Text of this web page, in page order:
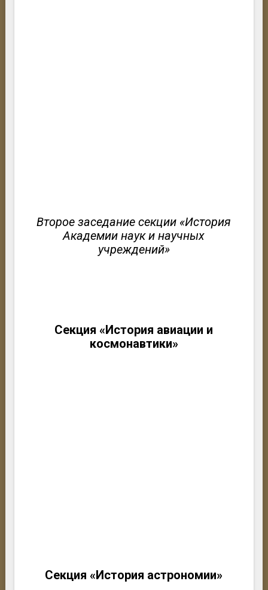
Второе заседание секции «История
Академии наук и научных
учреждений»
Секция «История авиации и
космонавтики»
Секция «История астрономии»